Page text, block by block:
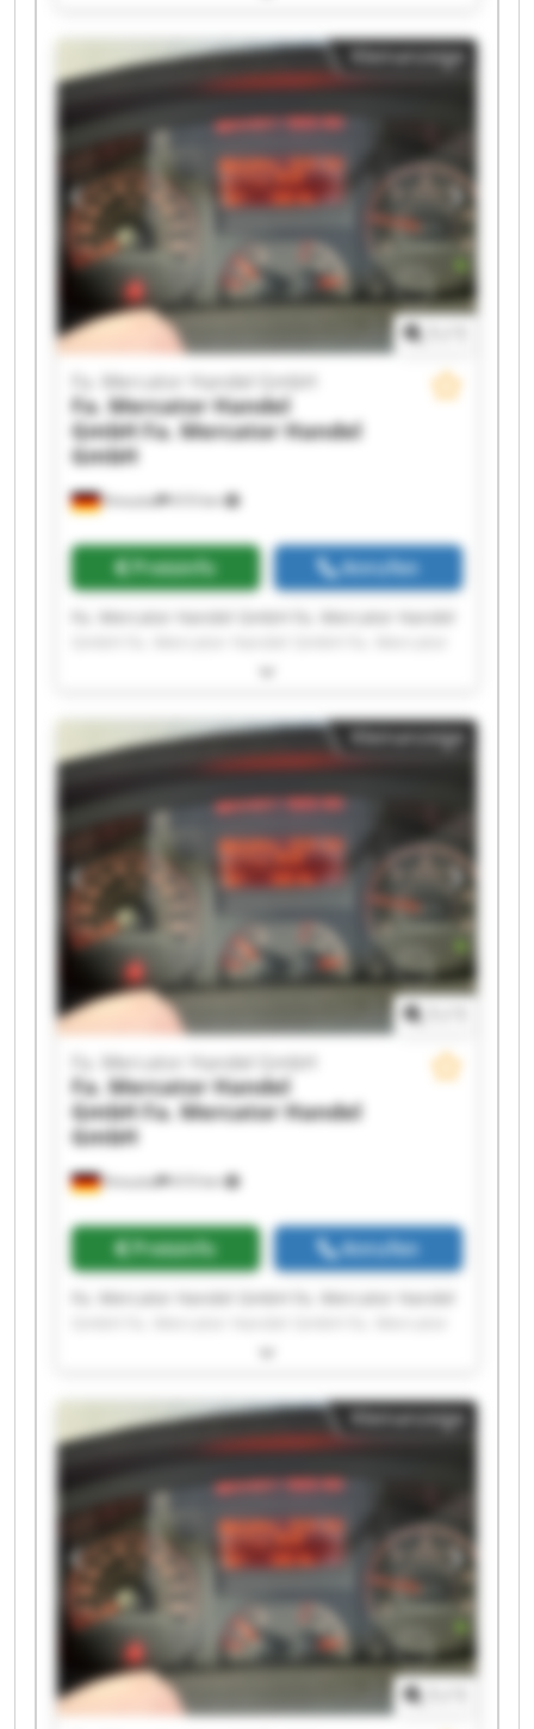
GmbH Fa. Mercator Handel GmbH Fa. Mercator
Handel GmbH Fa. Mercator Handel GmbH Fa.
Mercator Handel GmbH Fa. Mercator Handel
GmbH Fa. Mercator Handel GmbH Fa. Mercator
Handel GmbH Fa. Mercator Handel GmbH Fa.
Mercator Handel GmbH Fa. Mercator Handel
GmbH Fa. Mercator Handel GmbH Fa. Mercator
Handel GmbH Fa. Mercator Handel GmbH
Kleinanzeige
Kreuztal 610 km
Fa. Mercator Handel GmbH
Fa. Mercator Handel
GmbHFa. Mercator Handel
GmbH
Preisinfo Anrufen
Handel GmbH Fa. Mercator Handel GmbH Fa.
GmbH Fa. Mercator Handel GmbH Fa. Mercator
Handel GmbH Fa. Mercator Handel GmbH Fa.
Mercator Handel GmbH Fa. Mercator Handel
GmbH Fa. Mercator Handel GmbH Fa. Mercator
Handel GmbH Fa. Mercator Handel GmbH Fa.
Mercator Handel GmbH Fa. Mercator Handel
GmbH Fa. Mercator Handel GmbH Fa. Mercator
Handel GmbH Fa. Mercator Handel GmbH
Kleinanzeige
Kreuztal 610 km
Fa. Mercator Handel GmbH
Fa. Mercator Handel
GmbHFa. Mercator Handel
GmbH
Preisinfo Anrufen
Handel GmbH Fa. Mercator Handel GmbH Fa.
GmbH Fa. Mercator Handel GmbH Fa. Mercator
Handel GmbH Fa. Mercator Handel GmbH Fa.
Mercator Handel GmbH Fa. Mercator Handel
GmbH Fa. Mercator Handel GmbH Fa. Mercator
Handel GmbH Fa. Mercator Handel GmbH Fa.
Mercator Handel GmbH Fa. Mercator Handel
GmbH Fa. Mercator Handel GmbH Fa. Mercator
Handel GmbH Fa. Mercator Handel GmbH
Kleinanzeige